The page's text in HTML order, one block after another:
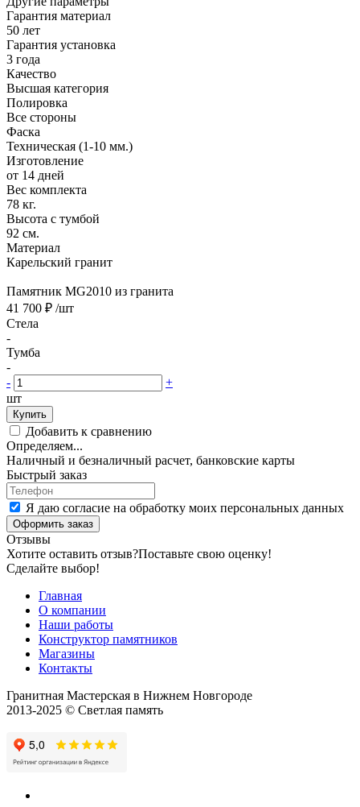
Гарантия материал
50 лет
Гарантия установка
3 года
Качество
Высшая категория
Полировка
Все стороны
Фаска
Техническая (1-10 мм.)
Изготовление
от 14 дней
Вес комплекта
78 кг.
Высота с тумбой
92 см.
Материал
Карельский гранит
Памятник MG2010 из гранита
41 700 ₽ /шт
Стела
-
Тумба
-
-
+
шт
Купить
Добавить к сравнению
Определяем...
Наличный и безналичный расчет, банковские карты
Быстрый заказ
Я даю согласие на обработку моих персональных данных
Оформить заказ
Отзывы
Хотите оставить отзыв?Поставьте свою оценку!
Сделайте выбор!
Главная
О компании
Наши работы
Конструктор памятников
Магазины
Контакты
Гранитная Мастерская в Нижнем Новгороде
2013-2025 © Светлая память